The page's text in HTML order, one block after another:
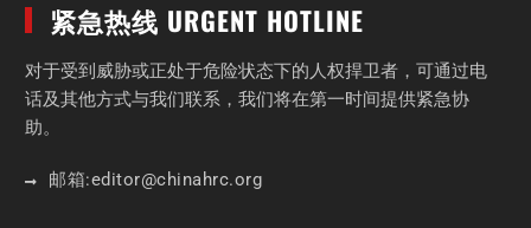
紧急热线 URGENT HOTLINE
对于受到威胁或正处于危险状态下的人权捍卫者，可通过电
话及其他方式与我们联系，我们将在第一时间提供紧急协
助。
邮箱:editor@chinahrc.org